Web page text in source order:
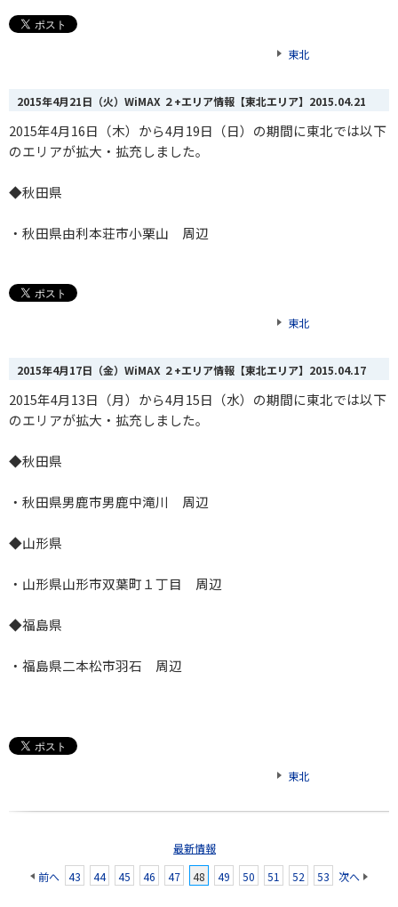
東北
2015年4月21日（火）WiMAX ２+エリア情報【東北エリア】 2015.04.21
2015年4月16日（木）から4月19日（日）の期間に東北では以下
のエリアが拡大・拡充しました。
◆秋田県
・秋田県由利本荘市小栗山 周辺
東北
2015年4月17日（金）WiMAX ２+エリア情報【東北エリア】 2015.04.17
2015年4月13日（月）から4月15日（水）の期間に東北では以下
のエリアが拡大・拡充しました。
◆秋田県
・秋田県男鹿市男鹿中滝川 周辺
◆山形県
・山形県山形市双葉町１丁目 周辺
◆福島県
・福島県二本松市羽石 周辺
東北
最新情報
前へ 43 44 45 46 47 48 49 50 51 52 53 次へ